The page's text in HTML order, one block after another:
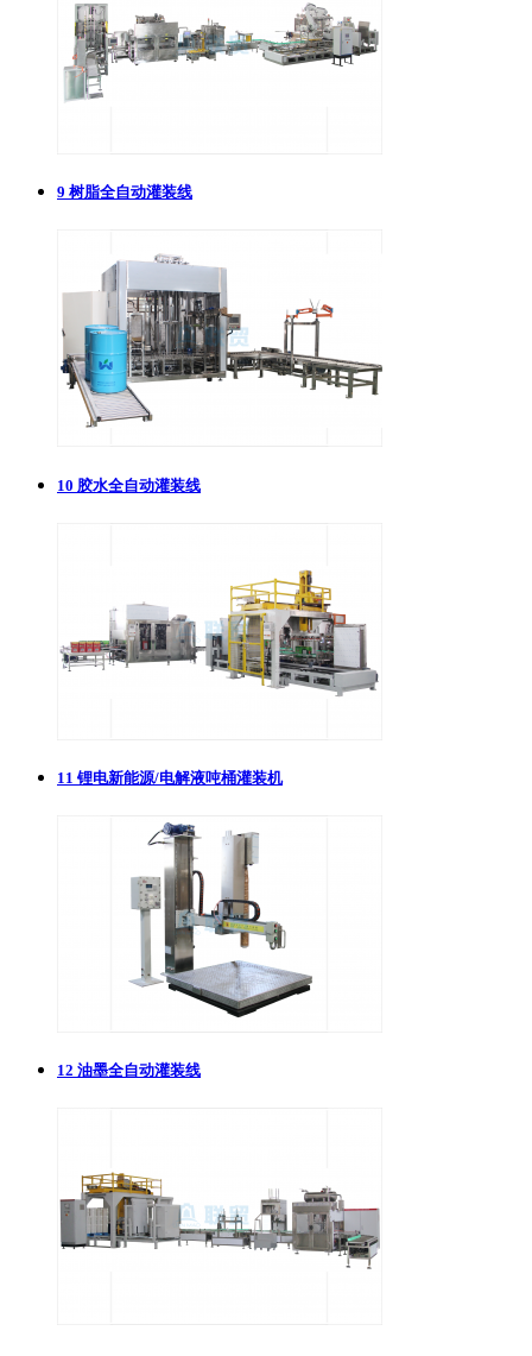
9 树脂全自动灌装线
10 胶水全自动灌装线
11 锂电新能源/电解液吨桶灌装机
12 油墨全自动灌装线